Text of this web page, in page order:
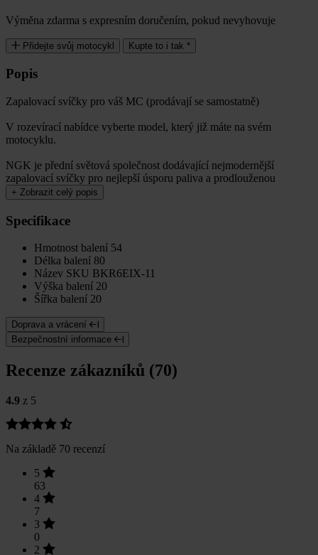
Výměna zdarma s expresním doručením, pokud nevyhovuje
Přidejte svůj motocykl Kupte to i tak *
Popis
Zapalovací svíčky pro váš MC (prodávají se samostatně)
V rozevírací nabídce vyberte model, který již máte na svém
motocyklu.
NGK je přední světová společnost dodávající nejmodernější
zapalovací svíčky pro nejlepší úsporu paliva a prodlouženou
+ Zobrazit celý popis
Specifikace
Hmotnost balení 54
Délka balení 80
Název SKU BKR6EIX-11
Výška balení 20
Šířka balení 20
Doprava a vrácení
Bezpečnostní informace
Recenze zákazníků (70)
4.9 z 5
Na základě 70 recenzí
5
63
4
7
3
0
2